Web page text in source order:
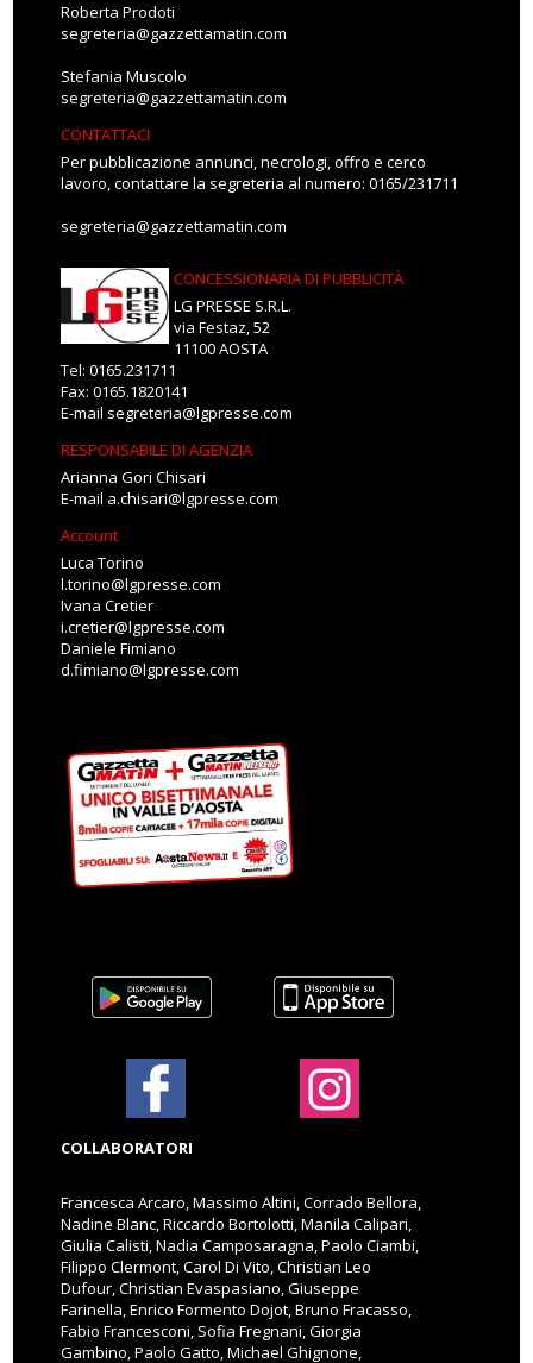
Roberta Prodoti
segreteria@gazzettamatin.com
Stefania Muscolo
segreteria@gazzettamatin.com
CONTATTACI
Per pubblicazione annunci, necrologi, offro e cerco
lavoro, contattare la segreteria al numero: 0165/231711
segreteria@gazzettamatin.com
CONCESSIONARIA DI PUBBLICITÀ
LG PRESSE S.R.L.
via Festaz, 52
11100 AOSTA
Tel: 0165.231711
Fax: 0165.1820141
E-mail segreteria@lgpresse.com
RESPONSABILE DI AGENZIA
Arianna Gori Chisari
E-mail a.chisari@lgpresse.com
Account
Luca Torino
l.torino@lgpresse.com
Ivana Cretier
i.cretier@lgpresse.com
Daniele Fimiano
d.fimiano@lgpresse.com
COLLABORATORI
Francesca Arcaro, Massimo Altini, Corrado Bellora,
Nadine Blanc, Riccardo Bortolotti, Manila Calipari,
Giulia Calisti, Nadia Camposaragna, Paolo Ciambi,
Filippo Clermont, Carol Di Vito, Christian Leo
Dufour, Christian Evaspasiano, Giuseppe
Farinella, Enrico Formento Dojot, Bruno Fracasso,
Fabio Francesconi, Sofia Fregnani, Giorgia
Gambino, Paolo Gatto, Michael Ghignone,